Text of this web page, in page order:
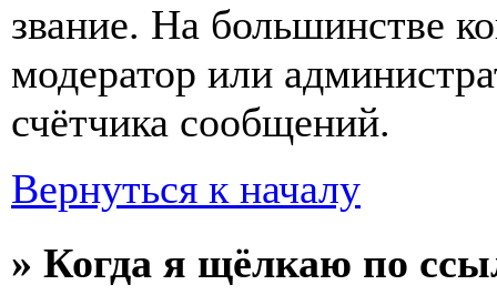
звание. На большинстве
модератор или
счётчика сообщений.
Вернуться к началу
» Когда я щёлкаю по